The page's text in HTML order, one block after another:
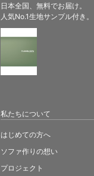
日本全国、無料でお届け。
人気No.1生地サンプル付き。
私たちについて
はじめての方へ
ソファ作りの想い
プロジェクト